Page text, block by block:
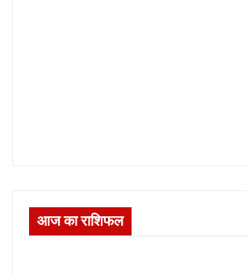
आज का राशिफल